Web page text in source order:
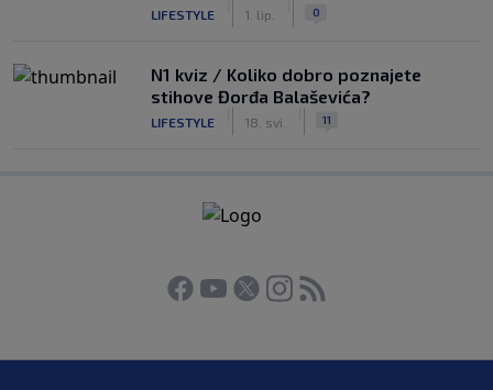
LIFESTYLE 1. lip. 0
N1 kviz / Koliko dobro poznajete
stihove Đorđa Balaševića?
LIFESTYLE 18. svi. 11